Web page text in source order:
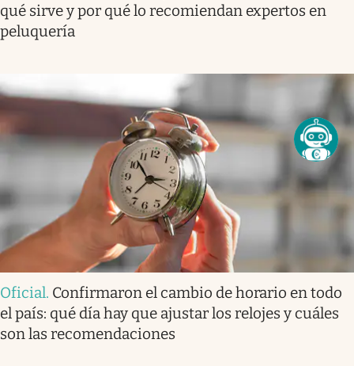
qué sirve y por qué lo recomiendan expertos en
peluquería
Oficial. Confirmaron el cambio de horario en todo
el país: qué día hay que ajustar los relojes y cuáles
son las recomendaciones